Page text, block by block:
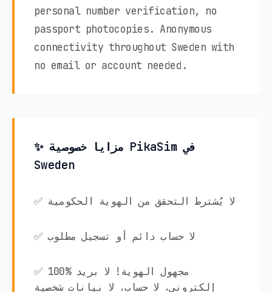
personal number verification, no
passport photocopies. Anonymous
connectivity throughout Sweden with
no email or account needed.
✨ مزايا خصوصية PikaSim في
Sweden
✅ لا يُشترط التحقق من الهوية الحكومية
✅ لا حساب دائم أو تسجيل مطلوب
✅ 100% مجهول الهوية! لا بريد
إلكتروني، لا حساب، لا بيانات شخصية